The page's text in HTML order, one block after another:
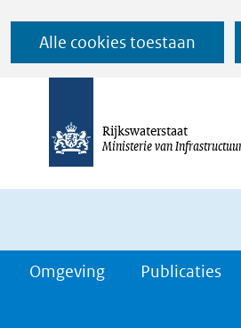
Alle cookies toestaan
Ga
naar
de
Rijkswaterstaat
Ministerie van
Omgeving Publicaties